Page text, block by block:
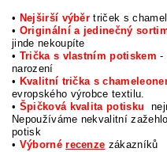
• Nejširší výběr triček s
• Originální a jedinečný
jinde nekoupíte
• Trička s vlastním potiskem-
narození
• Kvalitní trička s
evropského výrobce textilu.
• Špičková kvalita potisku
Nepoužíváme nekvalitní
potisk
• Výbornérecenze zákazníků